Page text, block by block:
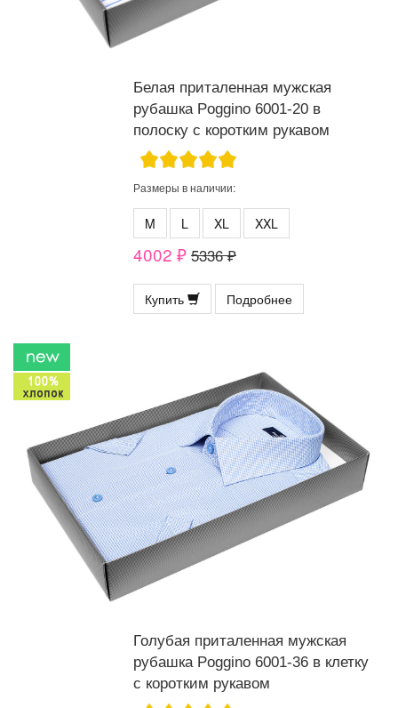
Белая приталенная мужская
рубашка Poggino 6001-20 в
полоску с коротким рукавом
Размеры в наличии:
M L XL XXL
4002 ₽ 5336 ₽
Купить Подробнее
Голубая приталенная мужская
рубашка Poggino 6001-36 в клетку
с коротким рукавом